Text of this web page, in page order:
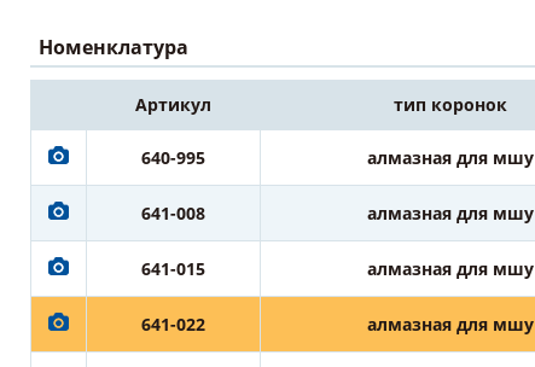
Номенклатура
Артикул тип коронок
640-995 алмазная для мшу
641-008 алмазная для мшу
641-015 алмазная для мшу
641-022 алмазная для мшу